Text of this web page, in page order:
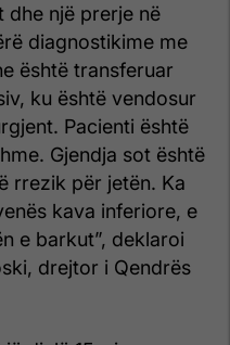
dhe një prerje në
diagnostikime me
është transferuar
ku është vendosur
Pacienti është
Gjendja sot është
rrezik për jetën. Ka
kava inferiore, e
e barkut”, deklaroi
drejtor i Qendrës